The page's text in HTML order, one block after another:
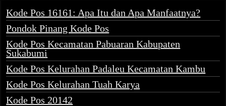
Kode Pos 16161: Apa Itu dan Apa Manfaatnya?
Pondok Pinang Kode Pos
Kode Pos Kecamatan Pabuaran Kabupaten
Sukabumi
Kode Pos Kelurahan Padaleu Kecamatan Kambu
Kode Pos Kelurahan Tuah Karya
Kode Pos 20142